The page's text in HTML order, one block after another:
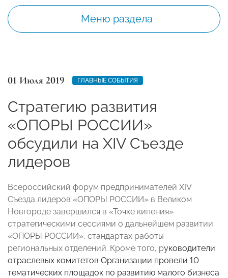
Меню раздела
01 Июля 2019 ГЛАВНЫЕ СОБЫТИЯ
Стратегию развития
«ОПОРЫ РОССИИ»
обсудили на XIV Съезде
лидеров
Всероссийский форум предпринимателей ХIV
Съезда лидеров «ОПОРЫ РОССИИ» в Великом
Новгороде завершился в «Точке кипения»
стратегическими сессиями о дальнейшем развитии
«ОПОРЫ РОССИИ», стандартах работы
региональных отделений. Кроме того, руководители
отраслевых комитетов Организации провели 10
тематических площадок по развитию малого бизнеса